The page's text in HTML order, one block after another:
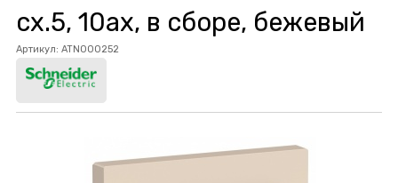
сх.5, 10ах, в сборе, бежевый
Артикул: ATN000252